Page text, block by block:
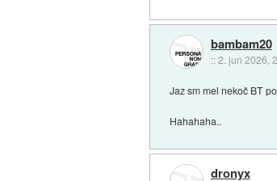
bambam20
::2. jun 2026,
Jaz sm mel nekoč BT
Hahahaha..
dronyx